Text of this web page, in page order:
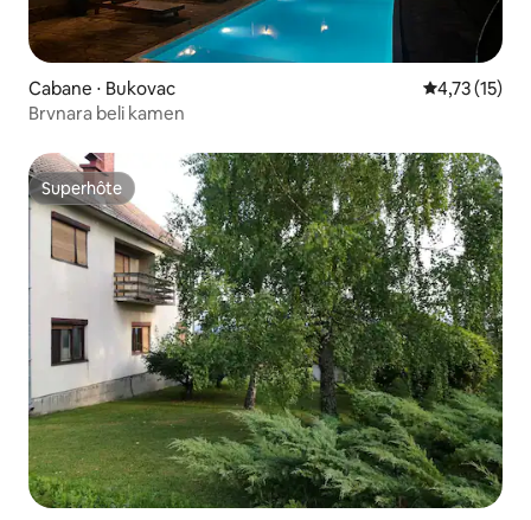
Cabane ⋅ Bukovac Évaluation
4,73 (15)
Brvnara beli kamen
Superhôte
Superhôte